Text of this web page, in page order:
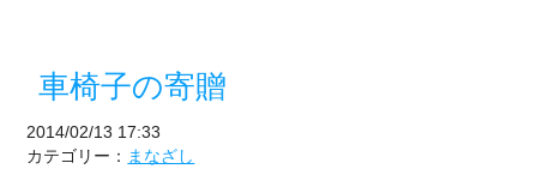
車椅子の寄贈
2014/02/13 17:33
カテゴリー： まなざし